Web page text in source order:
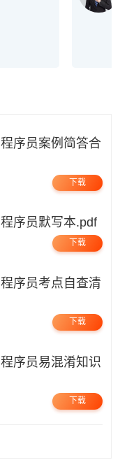
下载
序员默写本.pdf
下载
下载
下载